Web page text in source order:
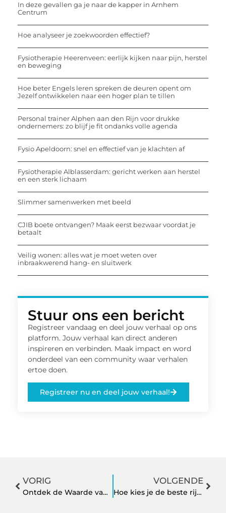
In deze gevallen ga je naar de kapper in Arnhem
Centrum
Hoe analyseer je zoekwoorden effectief?
Fysiotherapie Heerenveen: eerlijk kijken naar pijn, herstel
en beweging
Hoe beter Engels leren spreken de deuren opent om
Jezelf ontwikkelen naar een hoger plan te tillen
Personal trainer Alphen aan den Rijn voor drukke
ondernemers: zo blijf je fit ondanks volle agenda
Fysio Apeldoorn: snel en effectief van je klachten af
Fysiotherapie Alblasserdam: gericht werken aan herstel
en een sterk lichaam
Slimmer samenwerken met beeld
CJIB boete ontvangen? Maak eerst bezwaar voordat je
betaalt
Veilig wonen: alles wat je moet weten over
inbraakwerend hang- en sluitwerk
Stuur ons een bericht
Registreer vandaag en deel jouw verhaal op ons
platform. Jouw verhaal kan direct anderen
inspireren en verbinden. Maak impact en word
onderdeel van een community waar verhalen
ertoe doen.
Registreer nu en deel jouw verhaal!
VORIG
Ontdek de Waarde van Notarisdiensten in Den Haag
VOLGENDE
Hoe kies je de beste rijschool?